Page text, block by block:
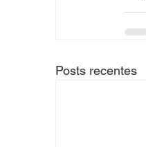
Posts recentes